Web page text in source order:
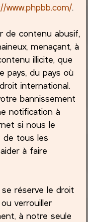
www.phpbb.com/.
de contenu abusif,
menaçant, à
illicite, que
pays, du pays où
international.
bannissement
notification à
si nous le
de tous les
à faire
réserve le droit
verrouiller
à notre seule